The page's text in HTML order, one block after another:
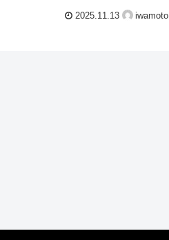
CHECKER」という、Webページの
LLMOをスコアリングする拡張機能を開
2025.11.13 iwamoto